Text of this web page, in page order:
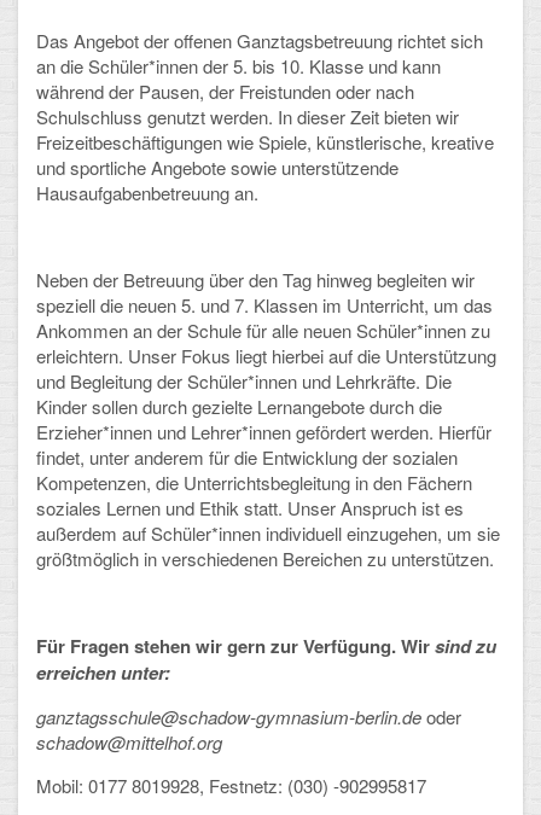
Sekretariat
Ganztagsschule
Schulsozialarbeit
Berufsorientierung
Klima-Projekt
Elternchor
Förderverein
Ehemalige
Schulzeitung: Der Gottfried
FÄCHER
Ethik, Philosophie und Religion
Gesellschaftswissenschaften
Mathematik, Informatik und Naturwissenschaften
Das Angebot der offenen Ganztagsbetreuung richtet sich
an die Schüler*innen der 5. bis 10. Klasse und kann
während der Pausen, der Freistunden oder nach
Schulschluss genutzt werden. In dieser Zeit bieten wir
Freizeitbeschäftigungen wie Spiele, künstlerische, kreative
und sportliche Angebote sowie unterstützende
Hausaufgabenbetreuung an.
Neben der Betreuung über den Tag hinweg begleiten wir
speziell die neuen 5. und 7. Klassen im Unterricht, um das
Ankommen an der Schule für alle neuen Schüler*innen zu
erleichtern. Unser Fokus liegt hierbei auf die Unterstützung
und Begleitung der Schüler*innen und Lehrkräfte. Die
Kinder sollen durch gezielte Lernangebote durch die
Erzieher*innen und Lehrer*innen gefördert werden. Hierfür
findet, unter anderem für die Entwicklung der sozialen
Kompetenzen, die Unterrichtsbegleitung in den Fächern
soziales Lernen und Ethik statt. Unser Anspruch ist es
außerdem auf Schüler*innen individuell einzugehen, um sie
größtmöglich in verschiedenen Bereichen zu unterstützen.
Für Fragen stehen wir gern zur Verfügung. Wirsind zu
erreichen unter:
ganztagsschule@schadow-gymnasium-berlin.deoder
schadow@mittelhof.org
Mobil: 0177 8019928, Festnetz: (030) -902995817